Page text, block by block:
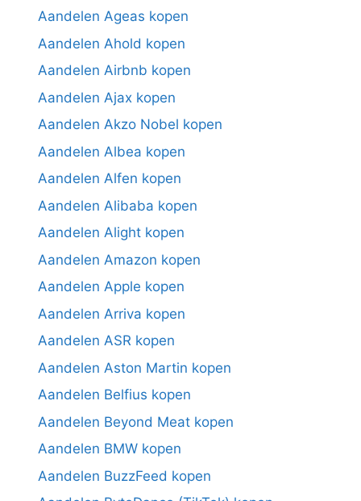
Aandelen Ageas kopen
Aandelen Ahold kopen
Aandelen Airbnb kopen
Aandelen Ajax kopen
Aandelen Akzo Nobel kopen
Aandelen Albea kopen
Aandelen Alfen kopen
Aandelen Alibaba kopen
Aandelen Alight kopen
Aandelen Amazon kopen
Aandelen Apple kopen
Aandelen Arriva kopen
Aandelen ASR kopen
Aandelen Aston Martin kopen
Aandelen Belfius kopen
Aandelen Beyond Meat kopen
Aandelen BMW kopen
Aandelen BuzzFeed kopen